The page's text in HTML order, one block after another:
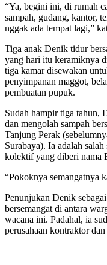
“Ya, begini ini, di rumah
sampah, gudang, kantor,
nggak ada tempat lagi,”
Tiga anak Denik tidur
yang hari itu keramiknya
tiga kamar disewakan
penyimpanan maggot,
pembuatan pupuk.
Sudah hampir tiga tahun,
dan mengolah sampah
Tanjung Perak
Surabaya). Ia adalah
kolektif yang diberi nama
“Pokoknya semangatnya
Penunjukan Denik
bersemangat di antara
wacana ini. Padahal, ia
perusahaan kontraktor